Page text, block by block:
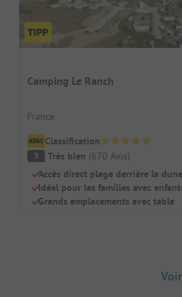
Camping Le Ranch
France
Classification
9 Très bien (670 Avis)
Accès direct plage derrière la dune
Idéal pour les familles avec
Grands emplacements avec table